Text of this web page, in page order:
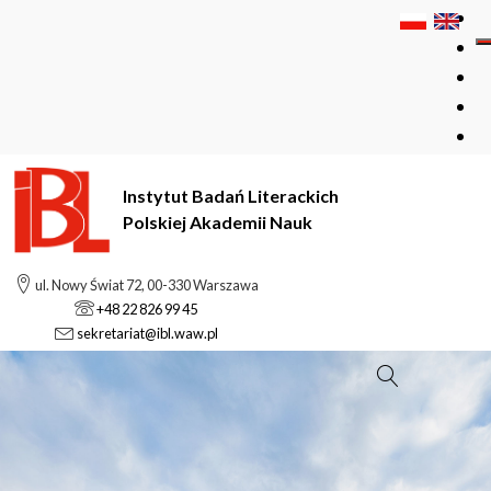
Instytut Badań Literackich
Polskiej Akademii Nauk
ul. Nowy Świat 72, 00-330 Warszawa
+48 22 826 99 45
sekretariat@ibl.waw.pl
Szukaj